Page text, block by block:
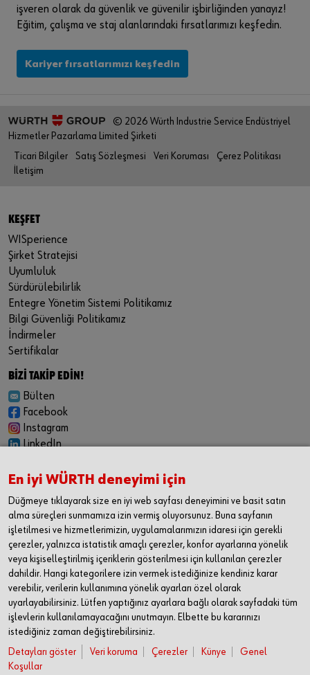
işveren olarak da güvenlik ve güvenilir işbirliğinden yanayız!
Eğitim, çalışma ve staj alanlarındaki fırsatlarımızı keşfedin.
Kariyer fırsatlarımızı keşfedin
© 2026 Würth Industrie Service Endüstriyel
Hizmetler Pazarlama Limited Şirketi
Ticari Bilgiler
Satış Sözleşmesi Veri Koruması
Çerez Politikası
İletişim
KEŞFET
WISperience
Şirket Stratejisi
Uyumluluk
Sürdürülebilirlik
Entegre Yönetim Sistemi Politikamız
Bilgi Güvenliği Politikamız
İndirmeler
Sertifikalar
BİZİ TAKİP EDİN!
Bülten
Facebook
Instagram
LinkedIn
KARİYER
Felsefemiz
İş Fırsatları
İLETİŞİM
Würth Industrie Service
Endüstriyel Hizmetler Pazarlama Limited Şirketi
Mimar Sinan Mahallesi,
Uluğbey Caddesi,
No:1 BB No: 1/3
34570 Silivri / İstanbul
T +90 212 716 52 00
En iyi WÜRTH deneyimi için
Düğmeye tıklayarak size en iyi web sayfası deneyimini ve basit satın
alma süreçleri sunmamıza izin vermiş oluyorsunuz. Buna sayfanın
işletilmesi ve hizmetlerimizin, uygulamalarımızın idaresi için gerekli
çerezler, yalnızca istatistik amaçlı çerezler, konfor ayarlarına yönelik
veya kişiselleştirilmiş içeriklerin gösterilmesi için kullanılan çerezler
dahildir. Hangi kategorilere izin vermek istediğinize kendiniz karar
verebilir, verilerin kullanımına yönelik ayarları özel olarak
uyarlayabilirsiniz. Lütfen yaptığınız ayarlara bağlı olarak sayfadaki tüm
işlevlerin kullanılamayacağını unutmayın. Elbette bu kararınızı
istediğiniz zaman değiştirebilirsiniz.
Detayları göster
Veri koruma Çerezler Künye
Genel
Koşullar